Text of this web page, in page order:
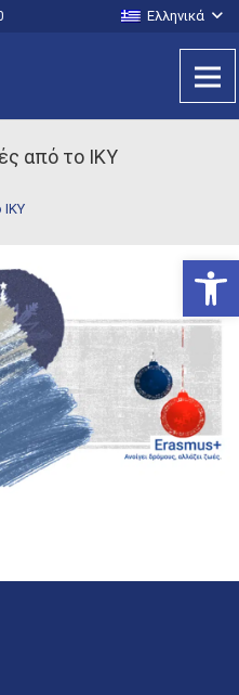
Ελληνικά
από το ΙΚΥ